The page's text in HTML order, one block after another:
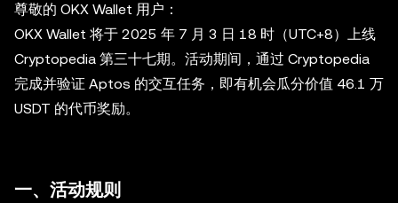
尊敬的 OKX Wallet 用户：
OKX Wallet 将于 2025 年 7 月 3 日 18 时（UTC+8）上线
Cryptopedia 第三十七期。活动期间，通过 Cryptopedia
完成并验证 Aptos 的交互任务，即有机会瓜分价值 46.1 万
USDT 的代币奖励。
一、活动规则